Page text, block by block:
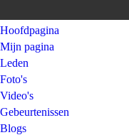
Hoofdpagina
Mijn pagina
Leden
Foto's
Video's
Gebeurtenissen
Blogs